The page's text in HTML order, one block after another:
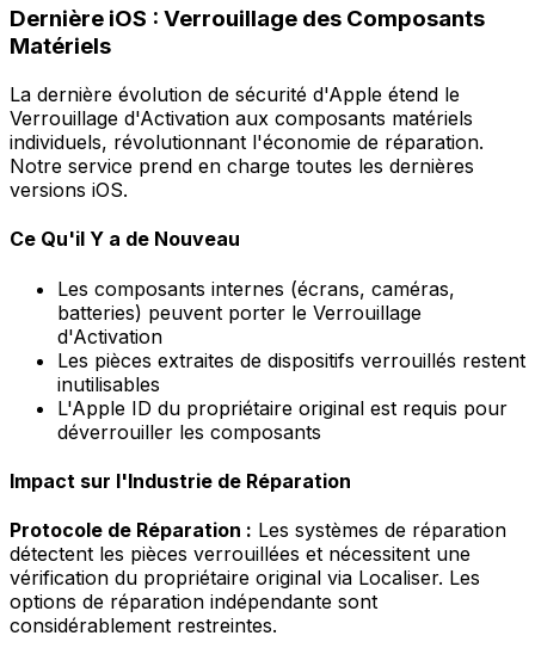
Dernière iOS : Verrouillage des Composants
Matériels
La dernière évolution de sécurité d'Apple étend le
Verrouillage d'Activation aux composants matériels
individuels, révolutionnant l'économie de réparation.
Notre service prend en charge toutes les dernières
versions iOS.
Ce Qu'il Y a de Nouveau
Les composants internes (écrans, caméras,
batteries) peuvent porter le Verrouillage
d'Activation
Les pièces extraites de dispositifs verrouillés restent
inutilisables
L'Apple ID du propriétaire original est requis pour
déverrouiller les composants
Impact sur l'Industrie de Réparation
Protocole de Réparation : Les systèmes de réparation
détectent les pièces verrouillées et nécessitent une
vérification du propriétaire original via Localiser. Les
options de réparation indépendante sont
considérablement restreintes.